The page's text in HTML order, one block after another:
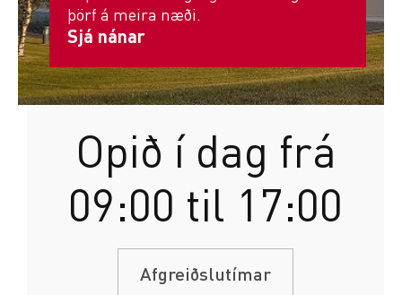
þörf á meira næði.
Sjá nánar
Opið í dag frá
09:00 til 17:00
Afgreiðslutímar